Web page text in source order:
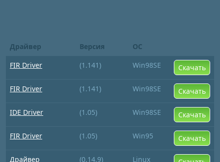
Драйвер Версия
ОС
FIR Driver
(1.141) Win98SE Скачать
FIR Driver (1.141) Win98SE Скачать
IDE Driver (1.05) Win98SE Скачать
FIR Driver (1.05) Win95 Скачать
Драйвер
(0.14.9) Linux